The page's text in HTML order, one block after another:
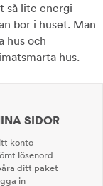
så lite energi
bor i huset. Man
hus och
hus.
SIDOR
konto
lösenord
ditt paket
in